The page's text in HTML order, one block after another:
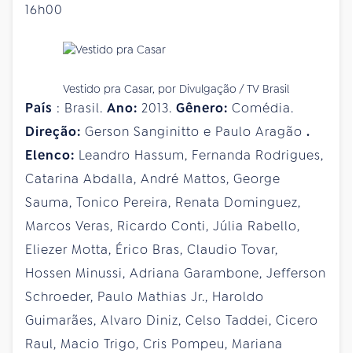
16h00
Vestido pra Casar, por Divulgação / TV Brasil
País : Brasil. Ano: 2013. Gênero: Comédia.
Direção: Gerson Sanginitto e Paulo Aragão .
Elenco: Leandro Hassum, Fernanda Rodrigues,
Catarina Abdalla, André Mattos, George
Sauma, Tonico Pereira, Renata Dominguez,
Marcos Veras, Ricardo Conti, Júlia Rabello,
Eliezer Motta, Érico Bras, Claudio Tovar,
Hossen Minussi, Adriana Garambone, Jefferson
Schroeder, Paulo Mathias Jr., Haroldo
Guimarães, Alvaro Diniz, Celso Taddei, Cicero
Raul, Macio Trigo, Cris Pompeu, Mariana